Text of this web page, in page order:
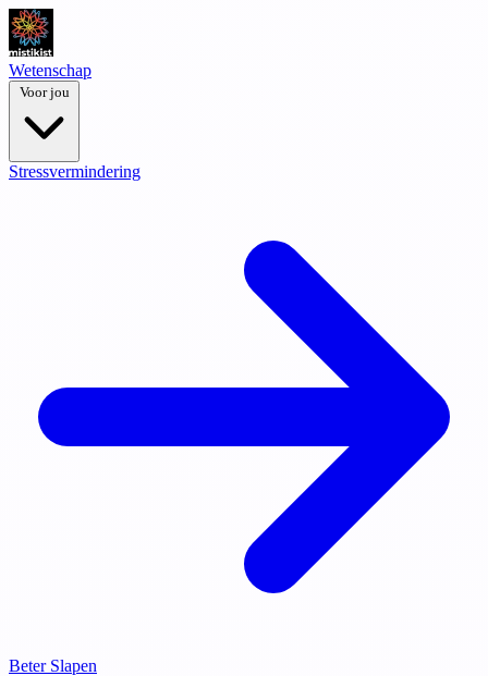
Wetenschap
Voor jou
Stressvermindering
Beter Slapen